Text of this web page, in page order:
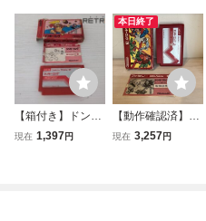
【箱付き】ドンキ
ーコング ファミコ
現在 1,397円
本日終了
【動作確認済】
ドンキーコング3
現在 3,257円